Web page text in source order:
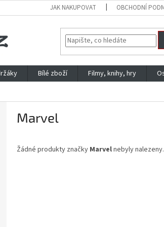
JAK NAKUPOVAT OBCHODNÍ
Bílé zboží Filmy, knihy, hry
Marvel
Žádné produkty značky Marvelnebyly